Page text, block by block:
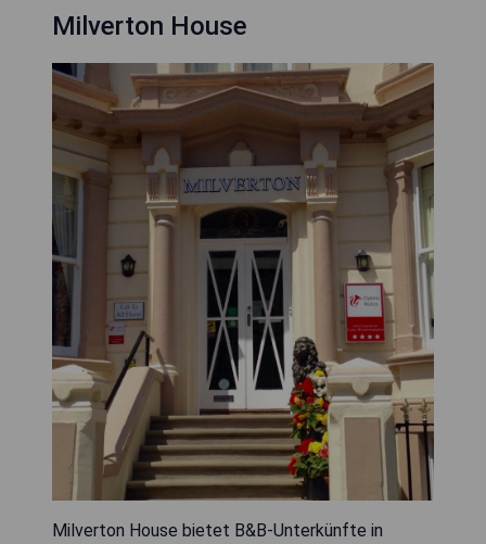
Milverton House
Milverton House bietet B&B-Unterkünfte in